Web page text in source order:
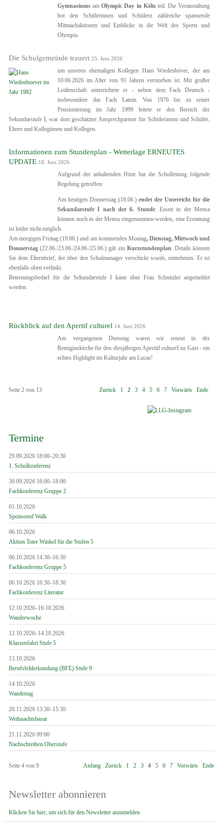
Gymnasiums amOlympic Day in Köln teil. Die Veranstaltung
bot den Schülerinnen und Schülern zahlreiche spannende
Mitmachaktionen und Einblicke in die Welt des Sports und
Olympia.
Die Schulgemeinde trauert 25. Juni 2026
um unseren ehemaligen Kollegen Hans Wiedenhöver, der am
10.06.2026 im Alter von 91 Jahren verstorben ist. Mit großer
Leidenschaft unterrichtete er - neben dem Fach Deutsch -
insbesondere das Fach Latein. Von 1976 bis zu seiner
Pensionierung im Jahr 1999 leitete er den Bereich der
Sekundarstufe I, war dort geschätzter Ansprechpartner für Schülerinnen und Schüler,
Eltern und Kolleginnen und Kollegen.
Informationen zum Stundenplan - Wetterlage ERNEUTES
UPDATE 18. Juni 2026
Aufgrund der anhaltenden Hitze hat die Schulleitung folgende
Regelung getroffen:
Am heutigen Donnerstag (18.06.) endet der Unterricht für die
Sekundarstufe I nach der 6. Stunde. Essen in der Mensa
können noch in der Mensa eingenommen werden, eine Erstattung
ist leider nicht möglich.
Am morgigen Freitag (19.06.) und am kommenden Montag, Dienstag, Mittwoch und
Donnerstag (22.06./23.06./24.06./25.06.) gilt ein Kurzstundenplan . Details können
Sie dem Elternbrief, der über den Schulmanager verschickt wurde, entnehmen. Er ist
ebenfalls oben verlinkt.
Betreuungsbedarf für die Sekundarstufe I kann über Frau Schnitzler angemeldet
werden.
Rückblick auf den Apertif culturel 14. Juni 2026
Am vergangenen Dienstag waren wir erneut in der
Remigiuskirche für den diesjährigen Aperitif culturel zu Gast - ein
echtes Highlight im Kulturjahr am Lucas!
Seite 2 von 13 Zurück 1 2 3 4 5 6 7 Vorwärts Ende
Termine
29.09.2026 18:00–20:30
1. Schulkonferenz
30.09.2026 16:00–18:00
Fachkonferenz Gruppe 2
01.10.2026
Sponsored Walk
06.10.2026
Aktion Toter Winkel für die Stufen 5
06.10.2026 14:30–16:30
Fachkonferenz Gruppe 5
06.10.2026 16:30–18:30
Fachkonferenz Literatur
12.10.2026–16.10.2026
Wanderwoche
12.10.2026–14.10.2026
Klassenfahrt Stufe 5
13.10.2026
Berufsfelderkundung (BFE) Stufe 9
14.10.2026
Wandertag
20.11.2026 13:30–15:30
Weihnachtsbasar
21.11.2026 09:00
Nachschreiben Oberstufe
Seite 4 von 9 Anfang Zurück 1 2 3 4 5 6 7 Vorwärts Ende
Newsletter abonnieren
Klicken Sie hier, um sich für den Newsletter anzumelden.